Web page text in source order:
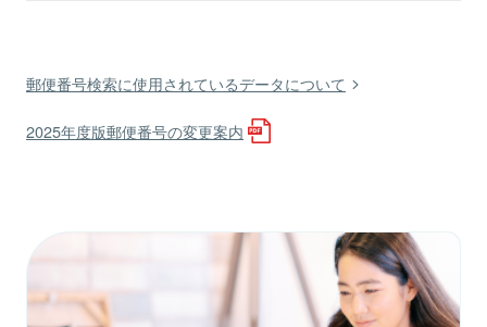
郵便番号検索に使用されているデータについて
2025年度版郵便番号の変更案内